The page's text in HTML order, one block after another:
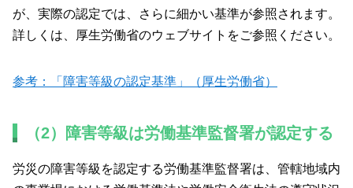
が、実際の認定では、さらに細かい基準が参照されます。
詳しくは、厚生労働省のウェブサイトをご参照ください。
参考：「障害等級の認定基準」（厚生労働省）
（2）障害等級は労働基準監督署が認定する
労災の障害等級を認定する労働基準監督署は、管轄地域内